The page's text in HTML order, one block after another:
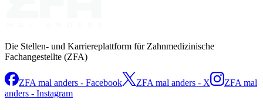
Die Stellen- und Karriereplattform für Zahnmedizinische
Fachangestellte (ZFA)
ZFA mal anders - Facebook ZFA mal anders - X
ZFA mal
anders - Instagram